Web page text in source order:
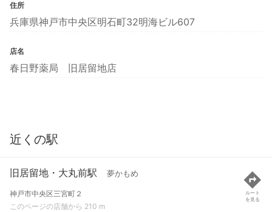
住所
兵庫県神戸市中央区明石町32明海ビル607
店名
春日野薬局 旧居留地店
近くの駅
旧居留地・大丸前駅 夢かもめ
神戸市中央区三宮町２
このページの店舗から 210 m
ルート
を見る